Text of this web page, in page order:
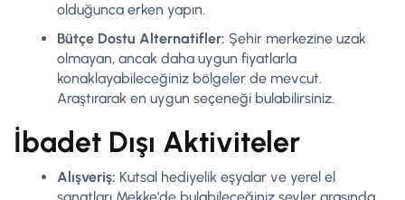
olduğunca erken yapın.
Bütçe Dostu Alternatifler: Şehir merkezine uzak
olmayan, ancak daha uygun fiyatlarla
konaklayabileceğiniz bölgeler de mevcut.
Araştırarak en uygun seçeneği bulabilirsiniz.
İbadet Dışı Aktiviteler
Alışveriş: Kutsal hediyelik eşyalar ve yerel el